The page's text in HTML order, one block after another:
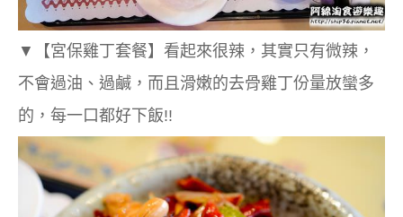
▼
【宮保雞丁套餐】看起來很辣，其實只有微辣，
不會過油、過鹹，而且滑嫩的去骨雞丁份量放蠻多
的，每一口都好下飯!!